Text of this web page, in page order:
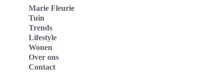
Marie Fleurie
Tuin
Trends
Lifestyle
Wonen
Over ons
Contact